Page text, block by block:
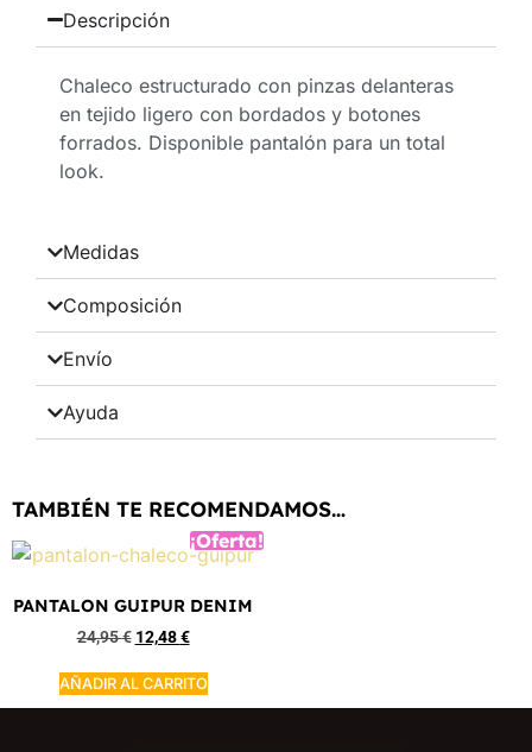
Descripción
Chaleco estructurado con pinzas delanteras
en tejido ligero con bordados y botones
forrados. Disponible pantalón para un total
look.
Medidas
Composición
Envío
Ayuda
TAMBIÉN TE RECOMENDAMOS…
¡Oferta!
PANTALON GUIPUR DENIM
24,95€ 12,48€
AÑADIR AL CARRITO